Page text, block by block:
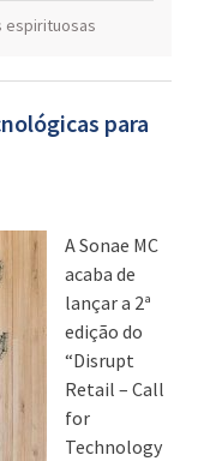
espirituosas
para
A Sonae MC
acaba de
lançar a 2ª
edição do
“Disrupt
Retail – Call
for
Technology